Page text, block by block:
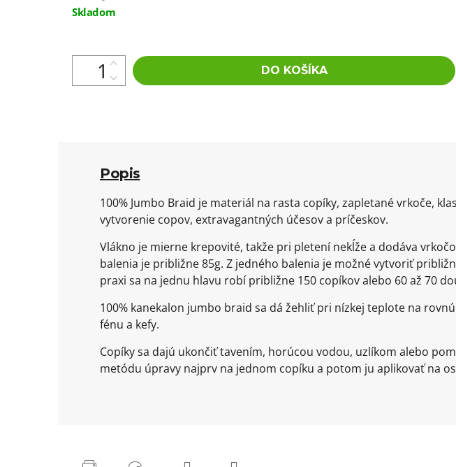
Jednotková
Skladom
DO KOŠÍKA
Popis
100% Jumbo Braid je materiál na rasta copíky, zapletané vrkoče,
vytvorenie copov, extravagantných účesov a príčeskov.
Vlákno je mierne krepovité, takže pri pletení nekĺže a dodáva
balenia je približne 85g. Z jedného balenia je možné vytvoriť
praxi sa na jednu hlavu robí približne 150 copíkov alebo 60 až 70
100% kanekalon jumbo braid sa dá žehliť pri nízkej teplote na
fénu a kefy.
Copíky sa dajú ukončiť tavením, horúcou vodou, uzlíkom alebo
metódu úpravy najprv na jednom copíku a potom ju aplikovať na